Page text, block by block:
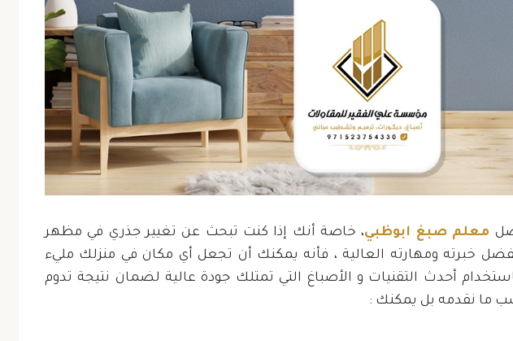
معلم صبغ ابوظبي، خاصة أنك إذا كنت تبحث عن تغيير جذري في مظهر
خبرته ومهارته العالية ، فأنه يمكنك أن تجعل أي مكان في منزلك مليء
أحدث التقنيات و الأصباغ التي تمتلك جودة عالية لضمان نتيجة تدوم
ما نقدمه بل يمكنك :
“أشكر مؤسسة علي الفقير
للمقاولات على جهودهم في
بناء فيلتي الجديد. لقد تجاوزوا
توقعاتي في كل مرحلة
“لقد كنت أبحث عن شركة
اصباغ منذ فترة وعثرت على
شركة علي الفقير للمقاولات
كانت النتيجة النهائية مذهلة”